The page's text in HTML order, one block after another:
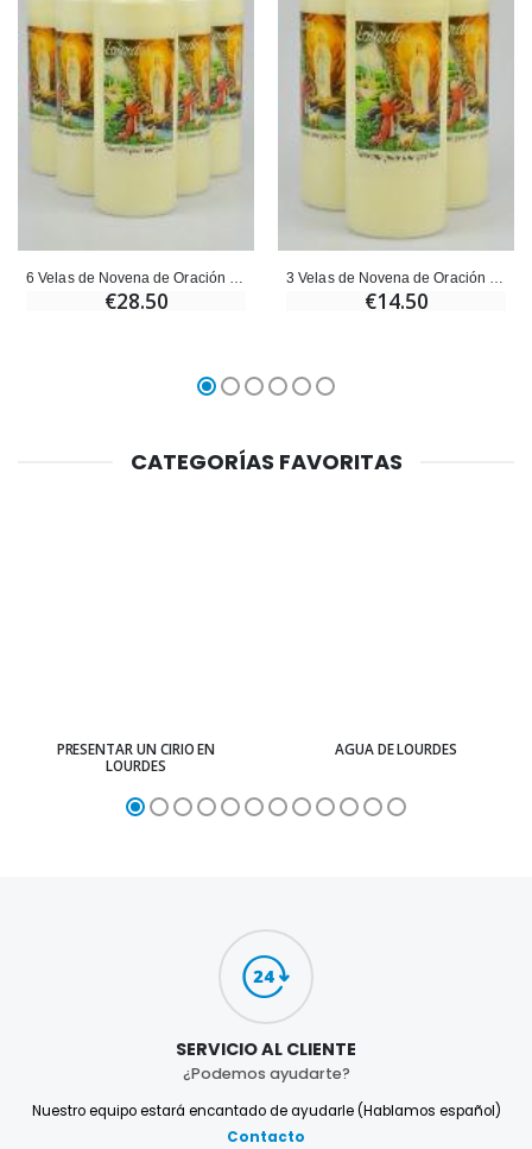
€28.50 €14.50
CATEGORÍAS FAVORITAS
PRESENTAR UN CIRIO EN
LOURDES
AGUA DE LOURDES
SERVICIO AL CLIENTE
¿Podemos ayudarte?
Nuestro equipo estará encantado de ayudarle (Hablamos español)
Contacto